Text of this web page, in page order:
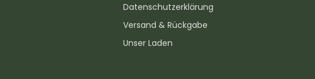
Datenschutzerklärung
Versand & Rückgabe
Unser Laden